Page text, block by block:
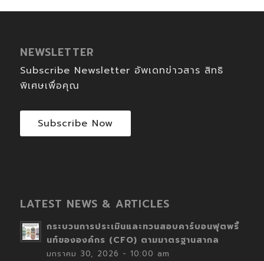
NEWSLETTER
Subscribe Newsletter อัพเดทข่าวสาร สิทธิ
พิเศษเพื่อคุณ
Subscribe Now
LATEST NEWS & ARTICLES
กระบวนการประเมินและทวนสอบคาร์บอนฟุตพริ้
นท์ขององค์กร (CFO) ตามมาตรฐานสากล
มกราคม 30, 2026 - 10:00 am